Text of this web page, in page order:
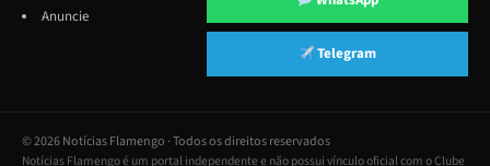
Anuncie
Telegram
© 2026 Notícias Flamengo · Todos os direitos reservados
Notícias Flamengo é um portal independente e não possui vínculo oficial com o Clube